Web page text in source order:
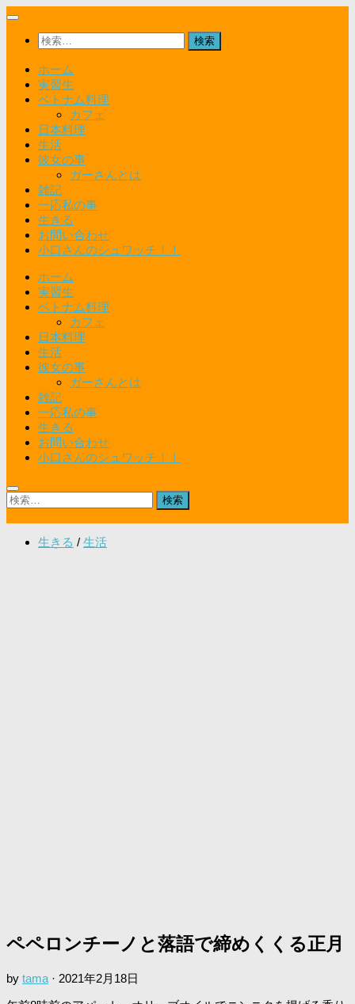
コ
検
索:
ホーム
実習生
ベトナム料理
カフェ
日本料理
生活
彼女の事
ガーさんとは
雑記
一応私の事
生きる
お問い合わせ
小口さんのシュワッチ！！
ホーム
実習生
ベトナム料理
カフェ
日本料理
生活
彼女の事
ガーさんとは
雑記
一応私の事
生きる
お問い合わせ
小口さんのシュワッチ！！
検
索:
生きる / 生活
ペペロンチーノと落語で締めくくる正月
by tama · 2021年2月18日